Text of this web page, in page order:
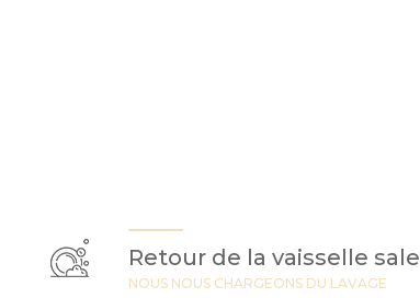
Retour de la vaisselle sale
NOUS NOUS CHARGEONS DU LAVAGE